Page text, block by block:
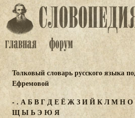
Толковый словарь русского языка
Ефремовой
- . АБВГДЕЁЖЗИЙКЛМНО
ЩЫЬЭ ЮЯ